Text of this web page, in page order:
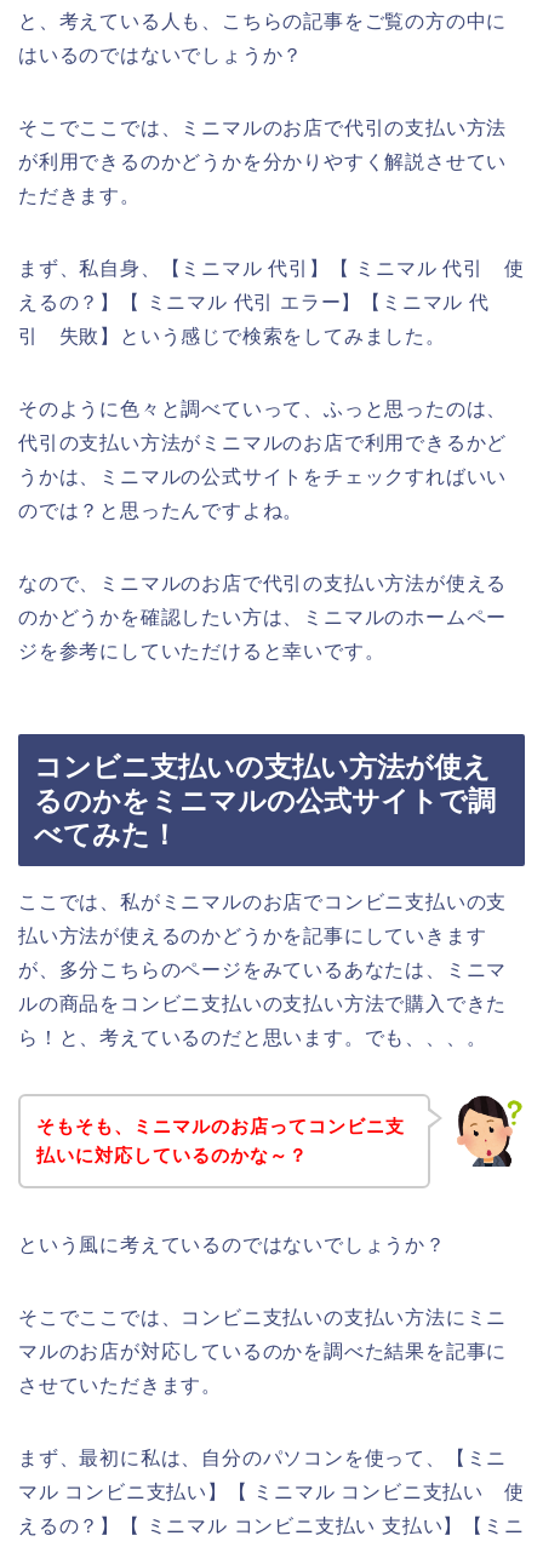
と、考えている人も、こちらの記事をご覧の方の中に
はいるのではないでしょうか？
そこでここでは、ミニマルのお店で代引の支払い方法
が利用できるのかどうかを分かりやすく解説させてい
ただきます。
まず、私自身、【ミニマル 代引】【 ミニマル 代引 使
えるの？】【 ミニマル 代引 エラー】【ミニマル 代
引 失敗】という感じで検索をしてみました。
そのように色々と調べていって、ふっと思ったのは、
代引の支払い方法がミニマルのお店で利用できるかど
うかは、ミニマルの公式サイトをチェックすればいい
のでは？と思ったんですよね。
なので、ミニマルのお店で代引の支払い方法が使える
のかどうかを確認したい方は、ミニマルのホームペー
ジを参考にしていただけると幸いです。
コンビニ支払いの支払い方法が使え
るのかをミニマルの公式サイトで調
べてみた！
ここでは、私がミニマルのお店でコンビニ支払いの支
払い方法が使えるのかどうかを記事にしていきます
が、多分こちらのページをみているあなたは、ミニマ
ルの商品をコンビニ支払いの支払い方法で購入できた
ら！と、考えているのだと思います。でも、、、。
そもそも、ミニマルのお店ってコンビニ支
払いに対応しているのかな～？
という風に考えているのではないでしょうか？
そこでここでは、コンビニ支払いの支払い方法にミニ
マルのお店が対応しているのかを調べた結果を記事に
させていただきます。
まず、最初に私は、自分のパソコンを使って、【ミニ
マル コンビニ支払い】【 ミニマル コンビニ支払い 使
えるの？】【 ミニマル コンビニ支払い 支払い】【ミニ